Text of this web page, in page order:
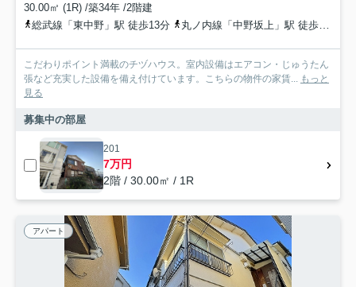
30.00㎡ (1R) /築34年 /2階建
総武線「東中野」駅 徒歩13分
丸ノ内線「中野坂上」駅 徒歩10分
こだわりポイント満載のチヅハウス。室内設備はエアコン・じゅうたん
張など充実した設備を備え付けています。こちらの物件の家賃... もっと
見る
募集中の部屋
201
7万円
2階 / 30.00㎡ / 1R
アパート